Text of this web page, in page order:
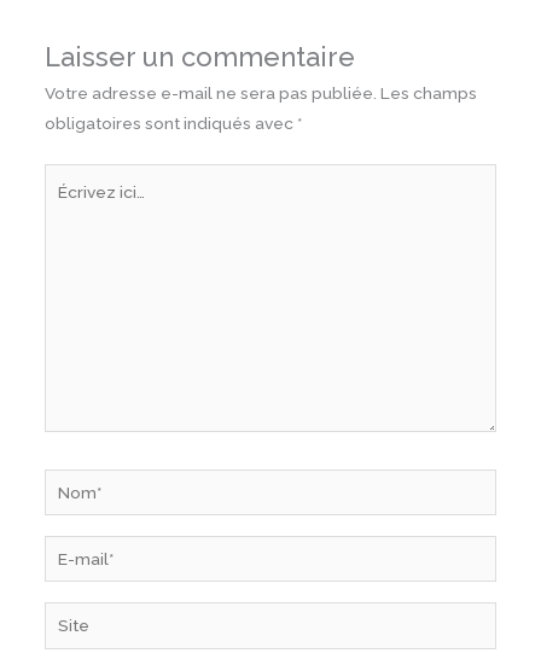
Laisser un commentaire
Votre adresse e-mail ne sera pas publiée. Les champs
obligatoires sont indiqués avec *
mail*
Site